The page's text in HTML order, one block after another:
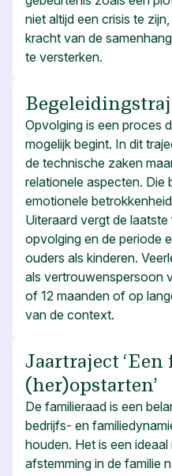
niet altijd een crisis te
kracht van de
te versterken.
Opvolging is een proces
mogelijk begint. In dit
de technische zaken
relationele aspecten. Die
emotionele
Uiteraard vergt de
opvolging en de periode
ouders als kinderen.
als vertrouwenspersoon
of 12 maanden of op
van de context.
Jaartraject
(her)opstarten’
De familieraad is een
bedrijfs- en
houden. Het is een
afstemming in de familie